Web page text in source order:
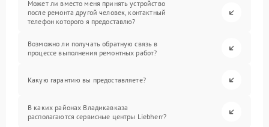
Может ли вместо меня принять устройство
после ремонта другой человек, контактный
телефон которого я предоставлю?
Возможно ли получать обратную связь в
процессе выполнения ремонтных работ?
Какую гарантию вы предоставляете?
В каких районах Владикавказа
располагаются сервисные центры Liebherr?